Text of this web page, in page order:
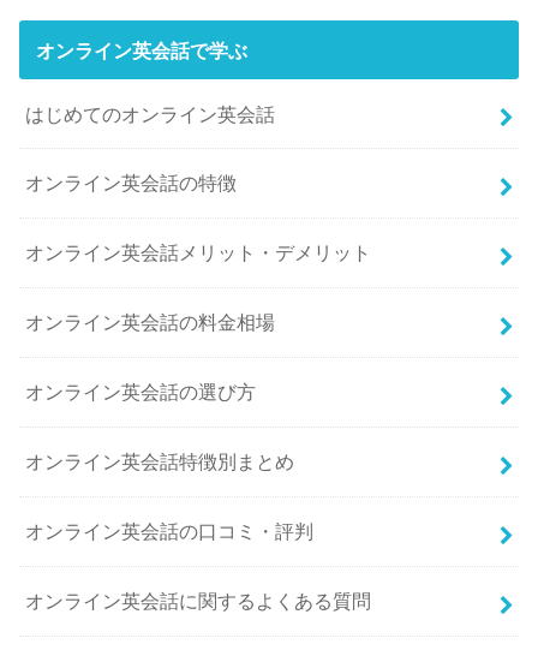
オンライン英会話で学ぶ
はじめてのオンライン英会話
オンライン英会話の特徴
オンライン英会話メリット・デメリット
オンライン英会話の料金相場
オンライン英会話の選び方
オンライン英会話特徴別まとめ
オンライン英会話の口コミ・評判
オンライン英会話に関するよくある質問